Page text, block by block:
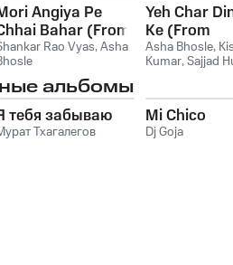
Angiya Pe
Bahar (From
-
Rao Vyas,Asha
Yeh Char
Ke (From
Single
Asha Bhosle,
Kumar,Sajjad
альбомы
тебя забываю
Тхагалегов
Mi Chico
Dj Goja